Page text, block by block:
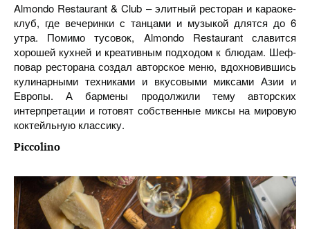
Almondo Restaurant & Club – элитный ресторан и караоке-
клуб, где вечеринки с танцами и музыкой длятся до 6
утра. Помимо тусовок, Almondo Restaurant славится
хорошей кухней и креативным подходом к блюдам. Шеф-
повар ресторана создал авторское меню, вдохновившись
кулинарными техниками и вкусовыми миксами Азии и
Европы. А бармены продолжили тему авторских
интерпретации и готовят собственные миксы на мировую
коктейльную классику.
Piccolino